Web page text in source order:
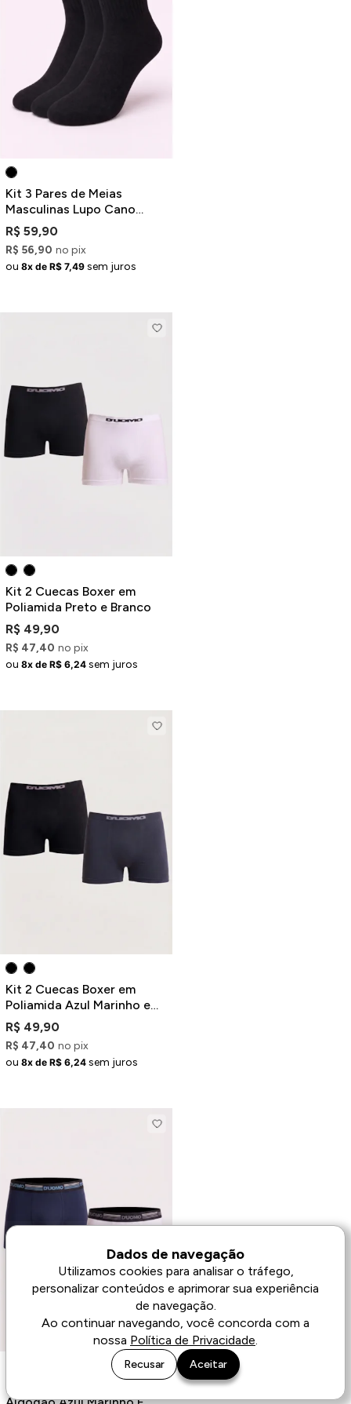
Kit 3 Pares de Meias
Masculinas Lupo Cano
Médio Pretas
R$ 59,90
R$ 56,90 no pix
ou 8x de R$ 7,49 sem juros
Kit 2 Cuecas Boxer em
Poliamida Preto e Branco
R$ 49,90
R$ 47,40 no pix
ou 8x de R$ 6,24 sem juros
Kit 2 Cuecas Boxer em
Poliamida Azul Marinho e
Preto
R$ 49,90
R$ 47,40 no pix
ou 8x de R$ 6,24 sem juros
Kit 2 Cuecas Boxer em
Dados de navegação
Utilizamos cookies para analisar o tráfego,
personalizar conteúdos e aprimorar sua experiência
de navegação.
Ao continuar navegando, você concorda com a
nossa Política de Privacidade.
Recusar Aceitar